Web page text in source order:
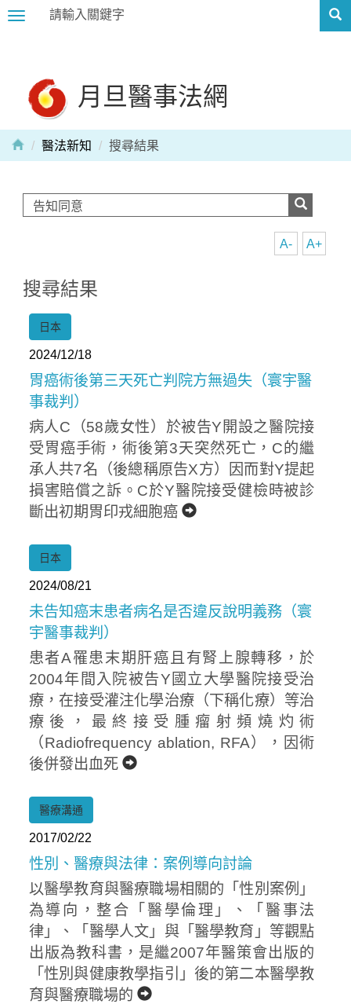
Toggle
月旦醫事法網
醫法新知 搜尋結果
A+
A-
搜尋結果
日本
2024/12/18
胃癌術後第三天死亡判院方無過失（寰宇醫
事裁判）
病人C（58歲女性）於被告Y開設之醫院接
受胃癌手術，術後第3天突然死亡，C的繼
承人共7名（後總稱原告X方）因而對Y提起
損害賠償之訴。C於Y醫院接受健檢時被診
斷出初期胃印戎細胞癌
日本
2024/08/21
未告知癌末患者病名是否違反說明義務（寰
宇醫事裁判）
患者A罹患末期肝癌且有腎上腺轉移，於
2004年間入院被告Y國立大學醫院接受治
療，在接受灌注化學治療（下稱化療）等治
療後，最終接受腫瘤射頻燒灼術
（Radiofrequency ablation, RFA），因術
後併發出血死
醫療溝通
2017/02/22
性別、醫療與法律：案例導向討論
以醫學教育與醫療職場相關的「性別案例」
為導向，整合「醫學倫理」、「醫事法
律」、「醫學人文」與「醫學教育」等觀點
出版為教科書，是繼2007年醫策會出版的
「性別與健康教學指引」後的第二本醫學教
育與醫療職場的